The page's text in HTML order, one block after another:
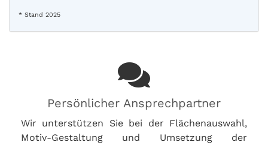
* Stand 2025
Persönlicher Ansprechpartner
Wir unterstützen Sie bei der Flächenauswahl,
Motiv-Gestaltung und Umsetzung der